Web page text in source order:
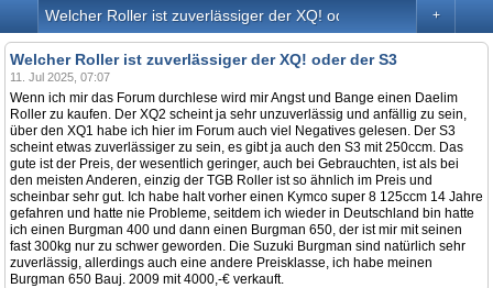
+
Welcher Roller ist zuverlässiger der XQ! oder der S3
Welcher Roller ist zuverlässiger der XQ! oder der S3
11. Jul 2025, 07:07
Wenn ich mir das Forum durchlese wird mir Angst und Bange einen Daelim
Roller zu kaufen. Der XQ2 scheint ja sehr unzuverlässig und anfällig zu sein,
über den XQ1 habe ich hier im Forum auch viel Negatives gelesen. Der S3
scheint etwas zuverlässiger zu sein, es gibt ja auch den S3 mit 250ccm. Das
gute ist der Preis, der wesentlich geringer, auch bei Gebrauchten, ist als bei
den meisten Anderen, einzig der TGB Roller ist so ähnlich im Preis und
scheinbar sehr gut. Ich habe halt vorher einen Kymco super 8 125ccm 14 Jahre
gefahren und hatte nie Probleme, seitdem ich wieder in Deutschland bin hatte
ich einen Burgman 400 und dann einen Burgman 650, der ist mir mit seinen
fast 300kg nur zu schwer geworden. Die Suzuki Burgman sind natürlich sehr
zuverlässig, allerdings auch eine andere Preisklasse, ich habe meinen
Burgman 650 Bauj. 2009 mit 4000,-€ verkauft.